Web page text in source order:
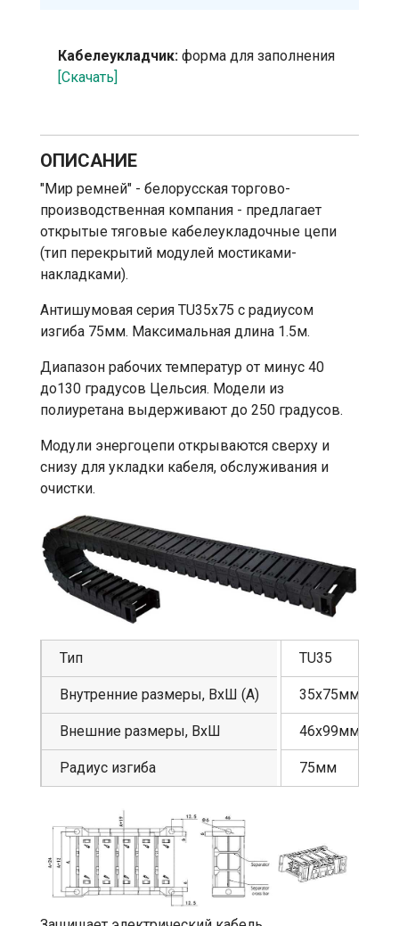
Кабелеукладчик: форма для заполнения
[Скачать]
ОПИСАНИЕ
"Мир ремней" - белорусская торгово-
производственная компания - предлагает
открытые тяговые кабелеукладочные цепи
(тип перекрытий модулей мостиками-
накладками).
Антишумовая серия TU35x75 с радиусом
изгиба 75мм. Максимальная длина 1.5м.
Диапазон рабочих температур от минус 40
до130 градусов Цельсия. Модели из
полиуретана выдерживают до 250 градусов.
Модули энергоцепи открываются сверху и
снизу для укладки кабеля, обслуживания и
очистки.
Тип
Внутренние размеры, ВхШ (А)
Внешние размеры, ВхШ
Радиус изгиба
TU35
35х75мм
46х99мм
75мм